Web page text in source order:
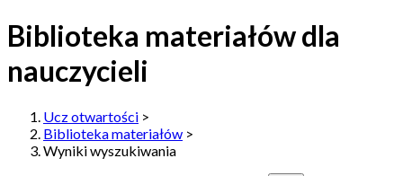
Biblioteka materiałów dla
nauczycieli
Ucz otwartości >
Biblioteka materiałów >
Wyniki wyszukiwania